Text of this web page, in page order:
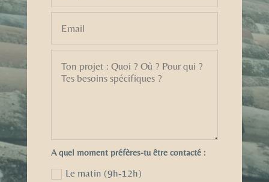
A quel moment préfères-tu être contacté :
Le matin (9h-12h)